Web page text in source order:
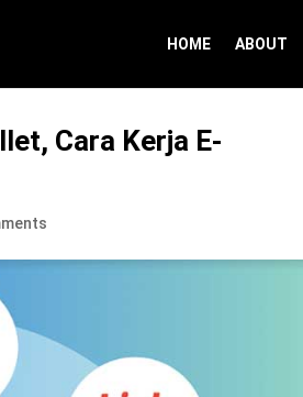
HOME ABOUT
Cara Kerja E-